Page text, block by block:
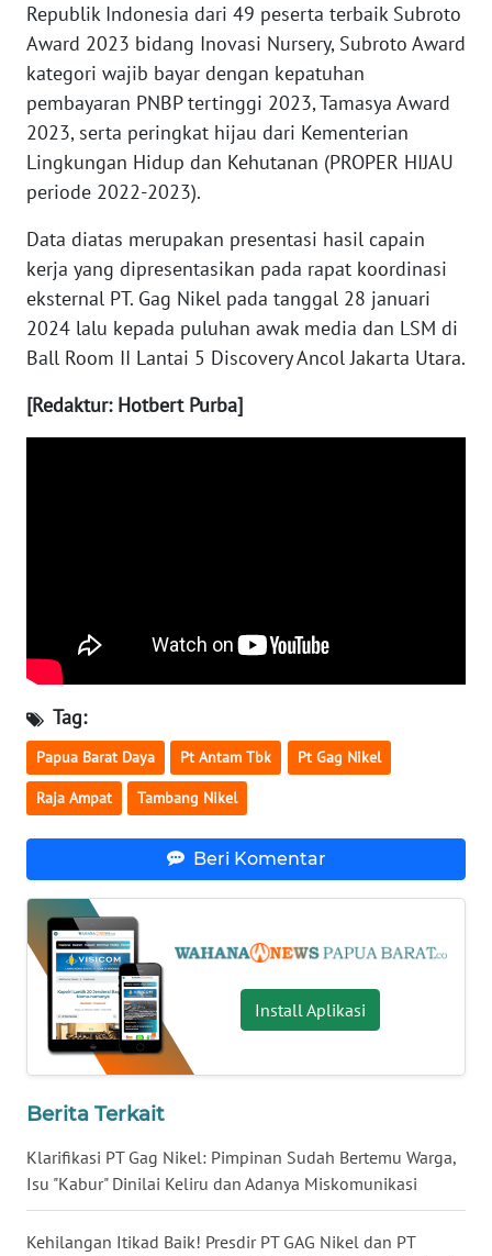
Republik Indonesia dari 49 peserta terbaik Subroto
Award 2023 bidang Inovasi Nursery, Subroto Award
kategori wajib bayar dengan kepatuhan
pembayaran PNBP tertinggi 2023, Tamasya Award
2023, serta peringkat hijau dari Kementerian
Lingkungan Hidup dan Kehutanan (PROPER HIJAU
periode 2022-2023).
Data diatas merupakan presentasi hasil capain
kerja yang dipresentasikan pada rapat koordinasi
eksternal PT. Gag Nikel pada tanggal 28 januari
2024 lalu kepada puluhan awak media dan LSM di
Ball Room II Lantai 5 Discovery Ancol Jakarta Utara.
[Redaktur: Hotbert Purba]
Tag:
Papua Barat Daya Pt Antam Tbk Pt Gag Nikel
Raja Ampat Tambang Nikel
Beri Komentar
Install Aplikasi
Berita Terkait
Klarifikasi PT Gag Nikel: Pimpinan Sudah Bertemu Warga,
Isu "Kabur" Dinilai Keliru dan Adanya Miskomunikasi
Kehilangan Itikad Baik! Presdir PT GAG Nikel dan PT
WN
KARO
SIMALUNGUN
WN
LABUHANBATU
WN
TAPANULI
TENGAH
SERDANG
WN
KARAWANG
WN
BEKASI
WN
BOGOR
WN
DEPOK
WN
TAPANULI
UTARA
SAMOSIR
WN
PADANG
LAWAS